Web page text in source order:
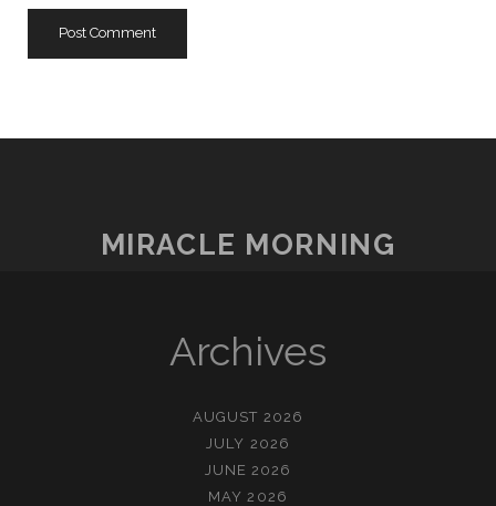
MIRACLE MORNING
Archives
AUGUST 2026
JULY 2026
JUNE 2026
MAY 2026